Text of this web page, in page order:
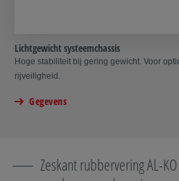
Lichtgewicht systeemchassis
Hoge stabiliteit bij gering gewicht. Voor
rijveiligheid.
Gegevens
Zeskant rubbervering AL-